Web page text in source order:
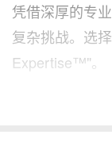
凭借深厚的专
复杂挑战。选
Expertise™"。